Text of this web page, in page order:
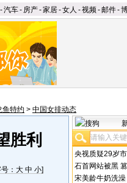
-汽车- 房产-家居-女人 -视频-邮件-
鱼特约 > 中国女排动态
胜利
： 大 中 小]
央视质疑29岁
石首网站被黑
宋美龄牛奶洗澡